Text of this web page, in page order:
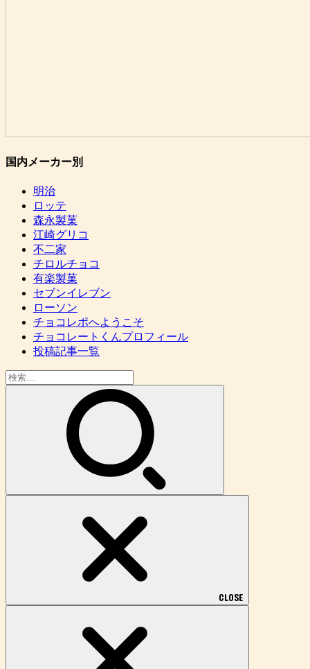
国内メーカー別
明治
ロッテ
森永製菓
江崎グリコ
不二家
チロルチョコ
有楽製菓
セブンイレブン
ローソン
チョコレポへようこそ
チョコレートくんプロフィール
投稿記事一覧
検
索:
CLOSE